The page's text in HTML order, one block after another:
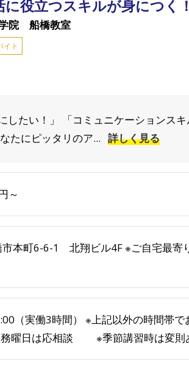
に役立つスキルが身につく！
院 船橋教室
イト
したい！」 「コミュニケーションス
たにピッタリのア... 詳しく見る
～
本町6-6-1 北翔ビル4F ※ご自宅最寄
（実働3時間） ※上記以外の時間帯
務曜日は応相談 ※季節講習時は変則